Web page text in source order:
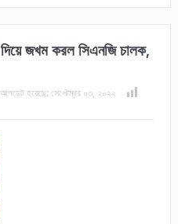
দিয়ে জখম করল সিএনজি চালক,
আপডেট হয়েছে: সেপ্টেম্বর ০৩, ২০২২